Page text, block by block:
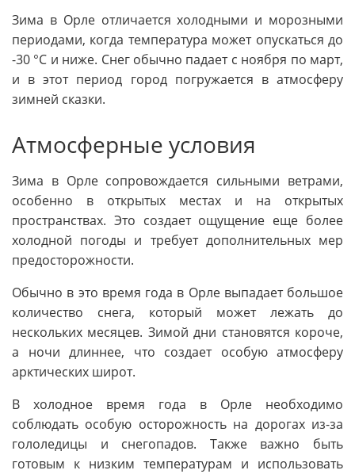
Зима в Орле отличается холодными и морозными
периодами, когда температура может опускаться до
-30 °С и ниже. Снег обычно падает с ноября по март,
и в этот период город погружается в атмосферу
зимней сказки.
Атмосферные условия
Зима в Орле сопровождается сильными ветрами,
особенно в открытых местах и на открытых
пространствах. Это создает ощущение еще более
холодной погоды и требует дополнительных мер
предосторожности.
Обычно в это время года в Орле выпадает большое
количество снега, который может лежать до
нескольких месяцев. Зимой дни становятся короче,
а ночи длиннее, что создает особую атмосферу
арктических широт.
В холодное время года в Орле необходимо
соблюдать особую осторожность на дорогах из-за
гололедицы и снегопадов. Также важно быть
готовым к низким температурам и использовать